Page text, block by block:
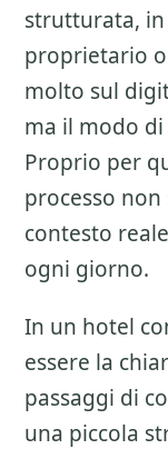
strutturata,
proprietario
molto sul
ma il modo
Proprio per
processo
contesto
ogni giorno.
In un hotel
essere la
passaggi di
una piccola